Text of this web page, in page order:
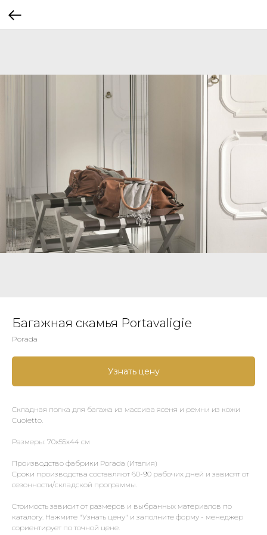
Багажная скамья Portavaligie
Porada
Узнать цену
Складная полка для багажа из массива ясеня и ремни из кожи
Cuoietto.
Размеры: 70х55х44 см
Производство фабрики Porada (Италия)
Сроки производства составляют 60-90 рабочих дней и зависят от
сезонности/складской программы.
Стоимость зависит от размеров и выбранных материалов по
каталогу. Нажмите "Узнать цену" и заполните форму - менеджер
сориентирует по точной цене.